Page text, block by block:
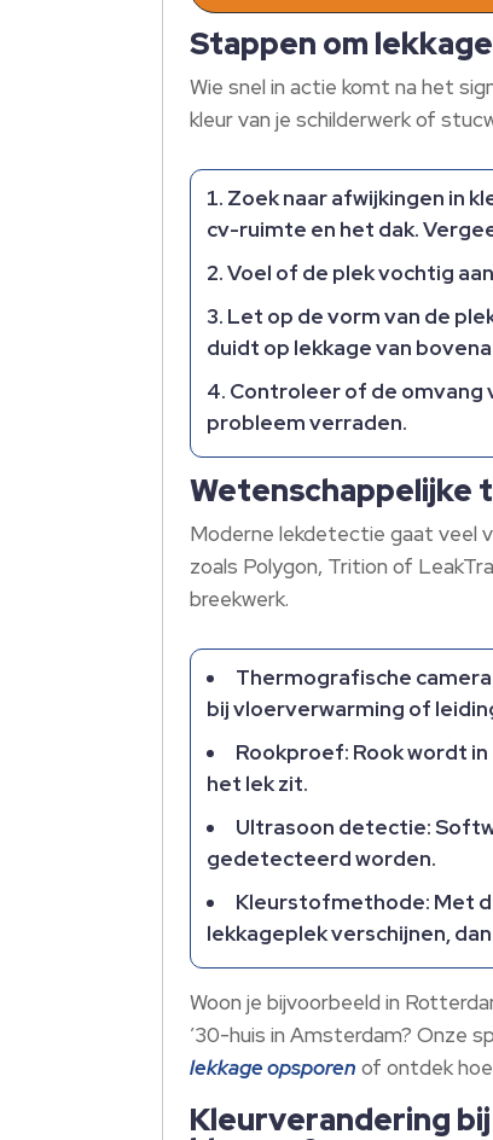
Stappen om
Wie snel in actie komt na het
kleur van je schilderwerk of
Zoek naar afwijkingen in
cv-ruimte en het dak.
Voel of de plek vochtig
Let op de vorm van de
duidt op lekkage van
Controleer of de omvang
probleem verraden.
Wetenschappelijke
Moderne lekdetectie gaat veel
zoals Polygon, Trition of
breekwerk.
Thermografische
bij vloerverwarming of
Rookproef: Rook wordt
het lek zit.
Ultrasoon detectie:
gedetecteerd worden.
Kleurstofmethode: Met
lekkageplek verschijnen,
Woon je bijvoorbeeld in
’30-huis in Amsterdam? Onze
lekkage opsporen of ontdek
Kleurverandering